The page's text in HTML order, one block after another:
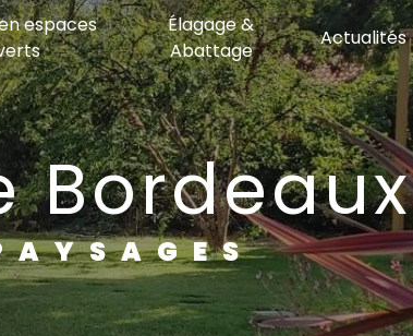
espaces
Élagage &
Abattage
Actualités
Bordeaux